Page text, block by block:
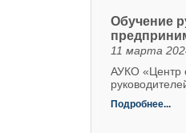
Обучение
11 марта
АУКО «Центр
Подробнее...